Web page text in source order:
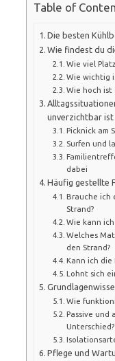
Table of
Die besten
Wie findest du
Wie viel
Wie wichtig
Wie hoch ist
unverzichtbar ist
Picknick am
Surfen und
dabei
Häufig gestellte
Brauche ich
Strand?
Wie kann
Welches
den Strand?
Kann ich die
Lohnt sich
Wie
Passive und
Unterschied?
Pflege und